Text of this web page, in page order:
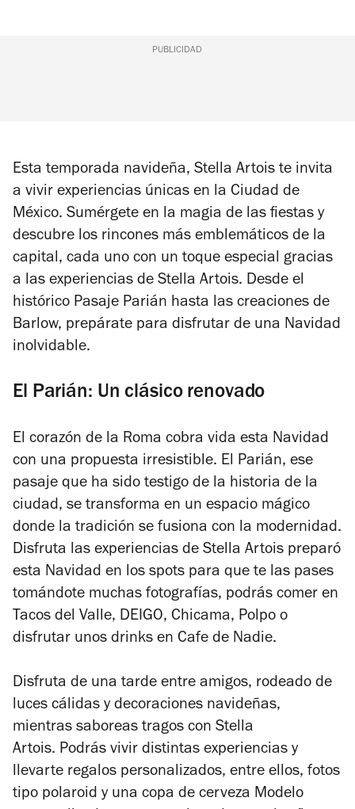
PUBLICIDAD
Esta temporada navideña, Stella Artois te invita
a vivir experiencias únicas en la Ciudad de
México. Sumérgete en la magia de las fiestas y
descubre los rincones más emblemáticos de la
capital, cada uno con un toque especial gracias
a las experiencias de Stella Artois. Desde el
histórico Pasaje Parián hasta las creaciones de
Barlow, prepárate para disfrutar de una Navidad
inolvidable.
El Parián: Un clásico renovado
El corazón de la Roma cobra vida esta Navidad
con una propuesta irresistible. El Parián, ese
pasaje que ha sido testigo de la historia de la
ciudad, se transforma en un espacio mágico
donde la tradición se fusiona con la modernidad.
Disfruta las experiencias de Stella Artois preparó
esta Navidad en los spots para que te las pases
tomándote muchas fotografías, podrás comer en
Tacos del Valle, DEIGO, Chicama, Polpo o
disfrutar unos drinks en Cafe de Nadie.
Disfruta de una tarde entre amigos, rodeado de
luces cálidas y decoraciones navideñas,
mientras saboreas tragos con Stella
Artois. Podrás vivir distintas experiencias y
llevarte regalos personalizados, entre ellos, fotos
tipo polaroid y una copa de cerveza Modelo